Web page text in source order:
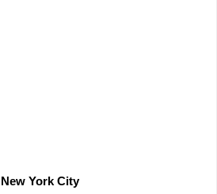
New York City